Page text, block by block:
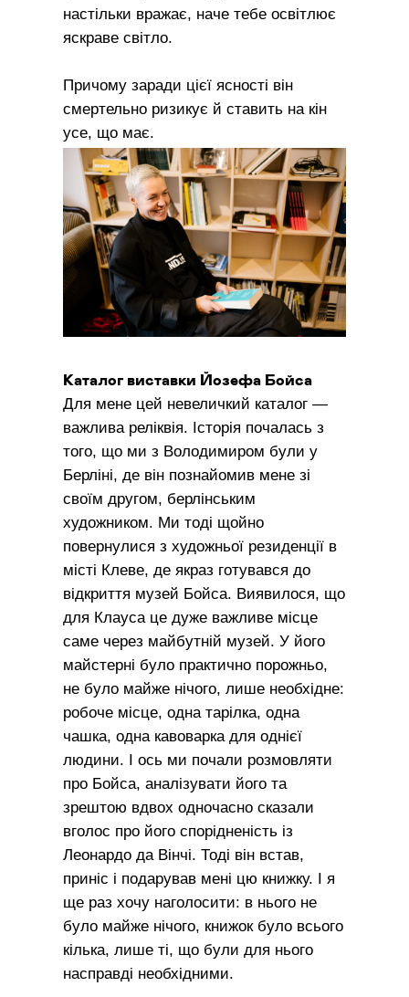
настільки вражає, наче тебе освітлює
яскраве світло.
Причому заради цієї ясності він
смертельно ризикує й ставить на кін
усе, що має.
Каталог виставки Йозефа Бойса
Для мене цей невеличкий каталог —
важлива реліквія. Історія почалась з
того, що ми з Володимиром були у
Берліні, де він познайомив мене зі
своїм другом, берлінським
художником. Ми тоді щойно
повернулися з художньої резиденції в
місті Клеве, де якраз готувався до
відкриття музей Бойса. Виявилося, що
для Клауса це дуже важливе місце
саме через майбутній музей. У його
майстерні було практично порожньо,
не було майже нічого, лише необхідне:
робоче місце, одна тарілка, одна
чашка, одна кавоварка для однієї
людини. І ось ми почали розмовляти
про Бойса, аналізувати його та
зрештою вдвох одночасно сказали
вголос про його спорідненість із
Леонардо да Вінчі. Тоді він встав,
приніс і подарував мені цю книжку. І я
ще раз хочу наголосити: в нього не
було майже нічого, книжок було всього
кілька, лише ті, що були для нього
насправді необхідними.